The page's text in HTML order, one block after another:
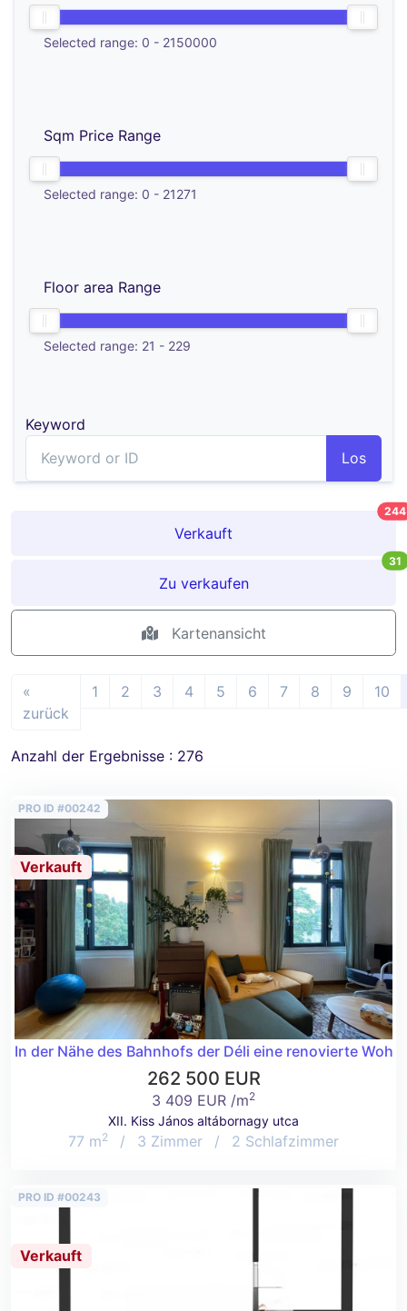
Selected range: 0 - 2150000
Sqm Price Range
Selected range: 0 - 21271
Floor area Range
Selected range: 21 - 229
Keyword
Los
Verkauft
244
Zu verkaufen
31
Kartenansicht
«
zurück
1 2 3 4 5 6 7 8 9 10
Anzahl der Ergebnisse : 276
PRO ID #00242
Verkauft
In der Nähe des Bahnhofs der Déli eine renovierte
262 500 EUR
3 409 EUR /m2
XII. Kiss János altábornagy utca
77 m2 / 3 Zimmer / 2 Schlafzimmer
PRO ID #00243
Verkauft